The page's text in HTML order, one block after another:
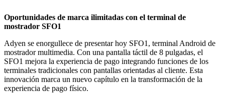
Oportunidades de marca ilimitadas con el terminal de
mostrador SFO1
Adyen se enorgullece de presentar hoy SFO1, terminal Android de
mostrador multimedia. Con una pantalla táctil de 8 pulgadas, el
SFO1 mejora la experiencia de pago integrando funciones de los
terminales tradicionales con pantallas orientadas al cliente. Esta
innovación marca un nuevo capítulo en la transformación de la
experiencia de pago físico.